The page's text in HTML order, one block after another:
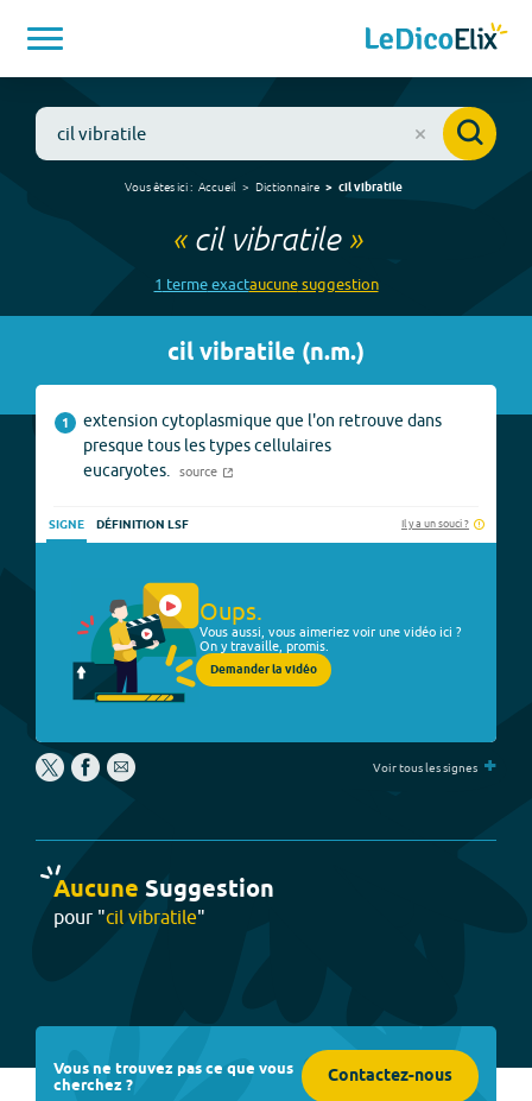
Vous êtes ici : Accueil Dictionnaire cil vibratile
« cil vibratile»
1 termeexactaucunesuggestion
cil vibratile (n.m.)
1
extension cytoplasmique que l'on retrouve dans
presque tous les types cellulaires
eucaryotes.
source
SIGNE DÉFINITION LSF Il y a un souci ?
Oups.
Vous aussi, vous aimeriez voir une vidéo ici ?
On y travaille, promis.
Demander la vidéo
Voir tous les signes +
Aucune Suggestion
pour "cil vibratile"
Vous ne trouvez pas ce que vous
cherchez ? Contactez-nous